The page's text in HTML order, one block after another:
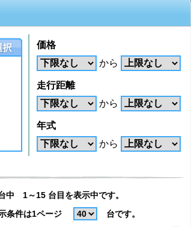
価格
から
走行距離
から
年式
から
中
1～15 台目を表示中です。
条件は1ページ
台です。